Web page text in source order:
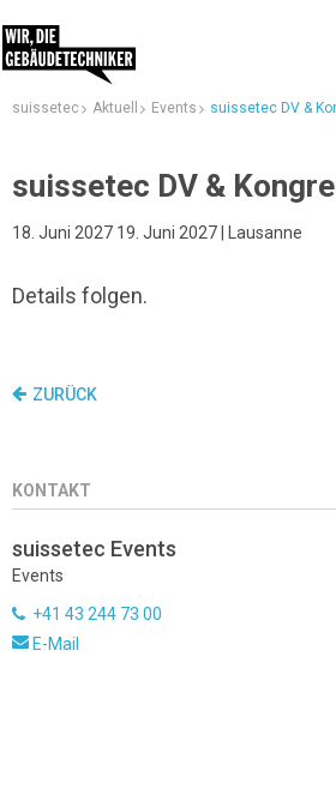
suissetec Aktuell Events suissetec DV &
suissetec DV &
18. Juni 2027 19. Juni 2027 | Lausanne
Details folgen.
ZURÜCK
KONTAKT
suissetec Events
Events
+41 43 244 73 00
E-Mail